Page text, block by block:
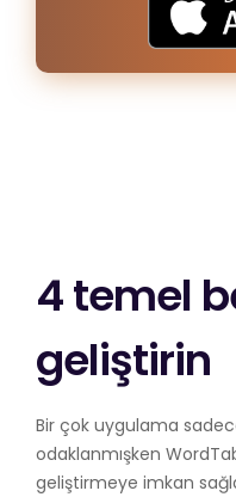
4 temel
geliştirin
Bir çok uygulama
odaklanmışken
geliştirmeye imkan